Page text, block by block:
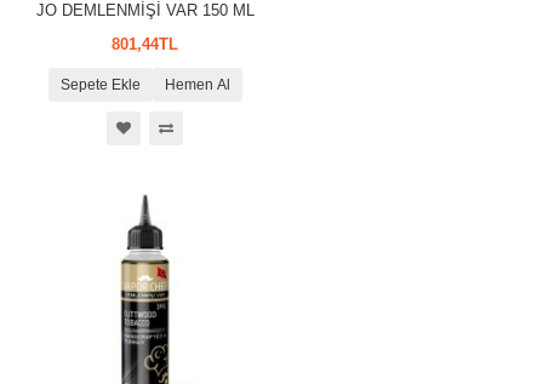
JO DEMLENMİŞİ VAR 150 ML
801,44TL
Sepete Ekle Hemen Al